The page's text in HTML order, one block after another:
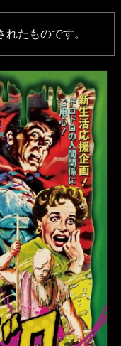
たものです。